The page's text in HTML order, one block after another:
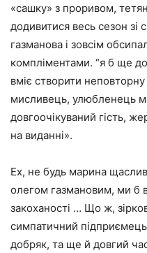
«сашку» з проривом,
додивитися весь сезон
газманова і зовсім
компліментами. “я б ще
вміє створити
мисливець, улюбленець
довгоочікуваний гість,
на виданні».
Ех, не будь марина
олегом газмановим, ми б
закоханості … Що ж,
симпатичний
добряк, та ще й довгий